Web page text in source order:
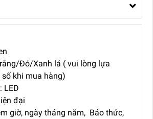
Đỏ/Xanh lá ( vui lòng lựa
khi mua hàng)
LED
đại
giờ, ngày tháng năm, Báo thức,